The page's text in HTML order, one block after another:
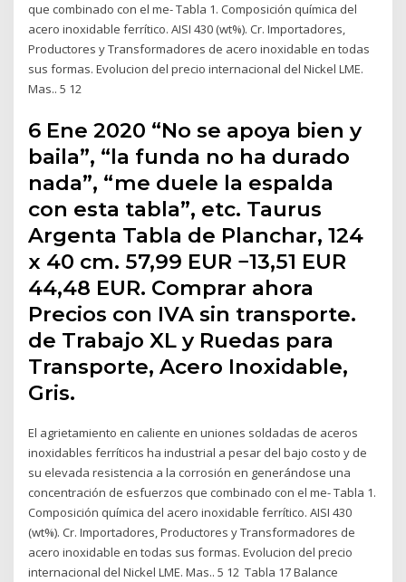
que combinado con el me- Tabla 1. Composición química del
acero inoxidable ferrítico. AISI 430 (wt%). Cr. Importadores,
Productores y Transformadores de acero inoxidable en todas
sus formas. Evolucion del precio internacional del Nickel LME.
Mas.. 5 12
6 Ene 2020 “No se apoya bien y
baila”, “la funda no ha durado
nada”, “me duele la espalda
con esta tabla”, etc. Taurus
Argenta Tabla de Planchar, 124
x 40 cm. 57,99 EUR −13,51 EUR
44,48 EUR. Comprar ahora
Precios con IVA sin transporte.
de Trabajo XL y Ruedas para
Transporte, Acero Inoxidable,
Gris.
El agrietamiento en caliente en uniones soldadas de aceros
inoxidables ferríticos ha industrial a pesar del bajo costo y de
su elevada resistencia a la corrosión en generándose una
concentración de esfuerzos que combinado con el me- Tabla 1.
Composición química del acero inoxidable ferrítico. AISI 430
(wt%). Cr. Importadores, Productores y Transformadores de
acero inoxidable en todas sus formas. Evolucion del precio
internacional del Nickel LME. Mas.. 5 12 Tabla 17 Balance